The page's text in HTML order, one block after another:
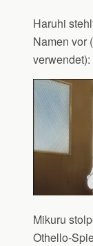
Haruhi
Namen vor
verwendet):
Mikuru
Othello-